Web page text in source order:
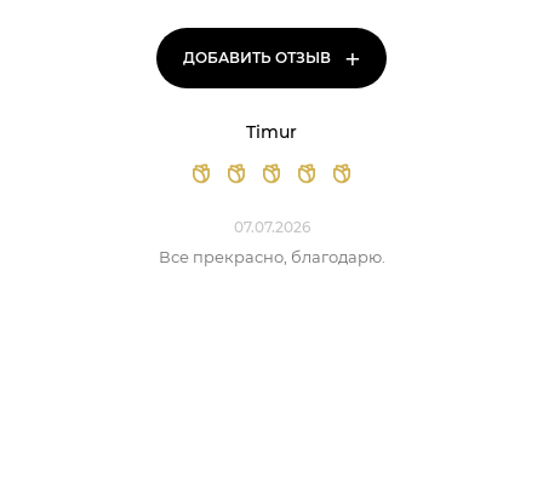
ДОБАВИТЬ ОТЗЫВ +
Timur
07.07.2026
Все прекрасно, благодарю.